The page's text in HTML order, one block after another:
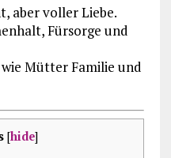
aber voller Liebe.
Fürsorge und
Mütter Familie und
[hide]